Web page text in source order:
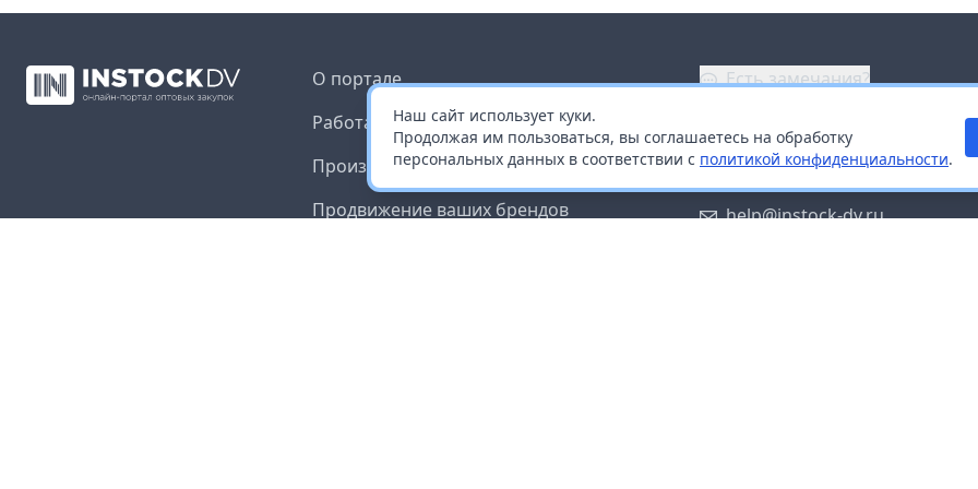
Наш сайт использует куки.
Продолжая им пользоваться, вы соглашаетесь на обработку
персональных данных в соответствии с политикой конфиденциальности.
О портале
Работа с платформой
Производителям и дистрибьюторам
Продвижение ваших брендов
Есть замечания?
Заказать звонок
help@instock-dv.ru